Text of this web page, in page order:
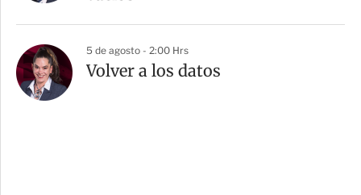
5 de agosto - 2:00 Hrs
Volver a los datos